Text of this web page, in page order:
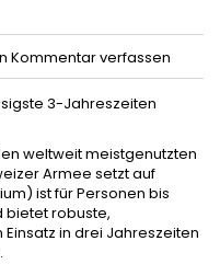
Kommentar verfassen
3-Jahreszeiten
weltweit meistgenutzten
Armee setzt auf
ist für Personen bis
bietet robuste,
in drei Jahreszeiten